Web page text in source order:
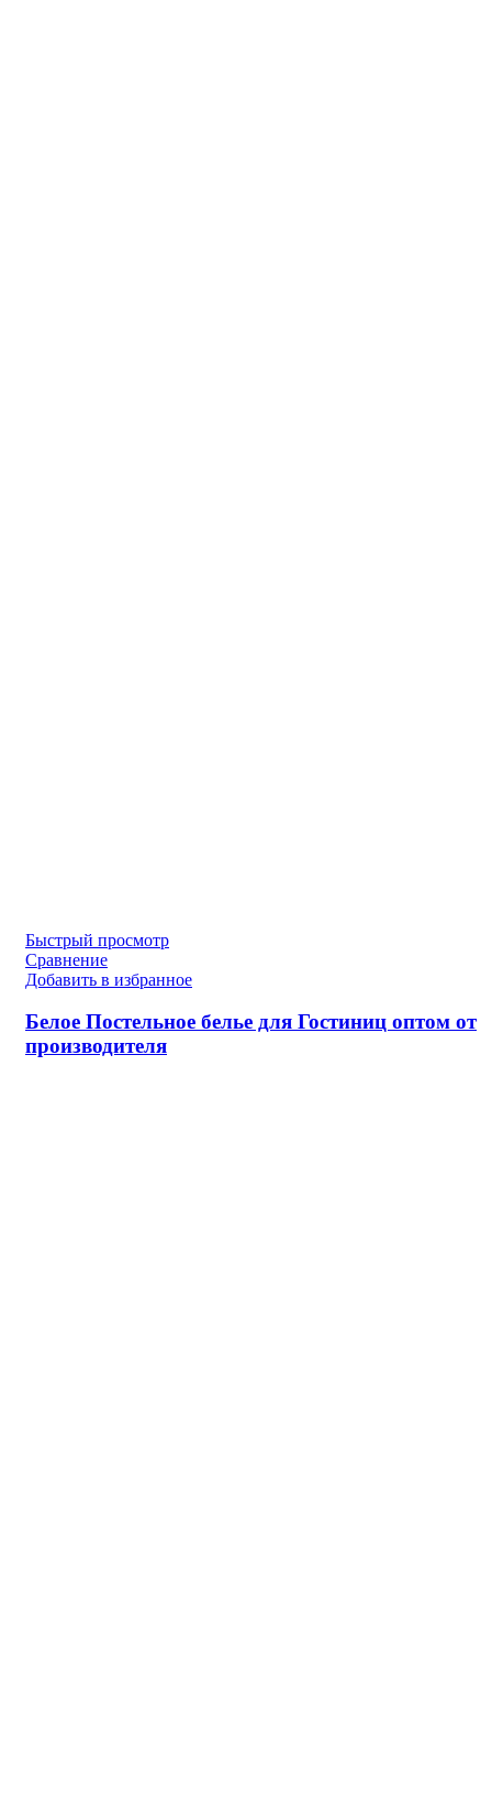
Быстрый просмотр
Сравнение
Добавить в избранное
Белое Постельное белье для Гостиниц оптом от
производителя